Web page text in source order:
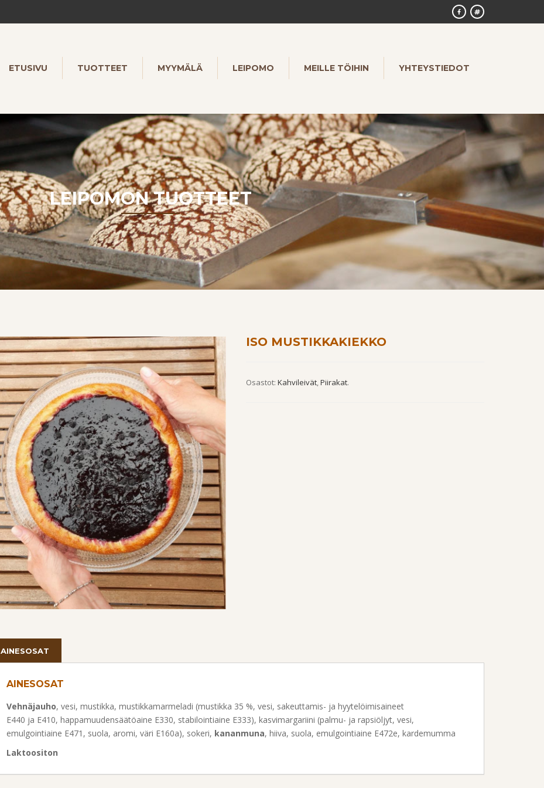
ETUSIVU TUOTTEET MYYMÄLÄ LEIPOMO MEILLE TÖIHIN YHTEYSTIEDOT
LEIPOMON TUOTTEET
ISO MUSTIKKAKIEKKO
Osastot:Kahvileivät,Piirakat.
AINESOSAT
AINESOSAT
Vehnäjauho, vesi, mustikka, mustikkamarmeladi (mustikka 35 %, vesi, sakeuttamis- ja hyytelöimisaineet
E440 ja E410, happamuudensäätöaine E330, stabilointiaine E333), kasvimargariini (palmu- ja rapsiöljyt, vesi,
emulgointiaine E471, suola, aromi, väri E160a), sokeri, kananmuna, hiiva, suola, emulgointiaine E472e, kardemumma
Laktoositon